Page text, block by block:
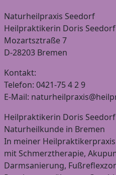
Naturheilpraxis Seedorf
Heilpraktikerin Doris Seedorf
Mozartsztraße 7
D-28203 Bremen
Kontakt:
Telefon: 0421-75 4 2 9
E-Mail:
Heilpraktikerin Doris
Naturheilkunde in Bremen
In meiner
mit Schmerztherapie,
Darmsanierung,